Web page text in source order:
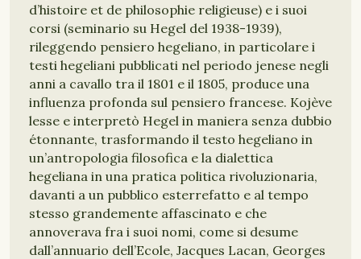
d’histoire et de philosophie religieuse) e i suoi
corsi (seminario su Hegel del 1938-1939),
rileggendo pensiero hegeliano, in particolare i
testi hegeliani pubblicati nel periodo jenese negli
anni a cavallo tra il 1801 e il 1805, produce una
influenza profonda sul pensiero francese. Kojève
lesse e interpretò Hegel in maniera senza dubbio
étonnante, trasformando il testo hegeliano in
un’antropologia filosofica e la dialettica
hegeliana in una pratica politica rivoluzionaria,
davanti a un pubblico esterrefatto e al tempo
stesso grandemente affascinato e che
annoverava fra i suoi nomi, come si desume
dall’annuario dell’Ecole, Jacques Lacan, Georges